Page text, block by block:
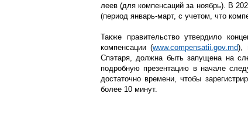
леев (для компенсаций за ноябрь). В
(период январь-март, с учетом, что
Также правительство утвердило
компенсации (www.compensatii.gov.md),
Спэтаря, должна быть запущена на
подробную презентацию в начале
достаточно времени, чтобы
более 10 минут.